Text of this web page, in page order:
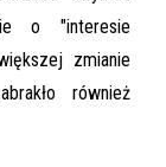
o "interesie
zmianie
również